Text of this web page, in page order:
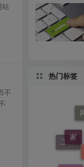
站
不
热门标签
工作